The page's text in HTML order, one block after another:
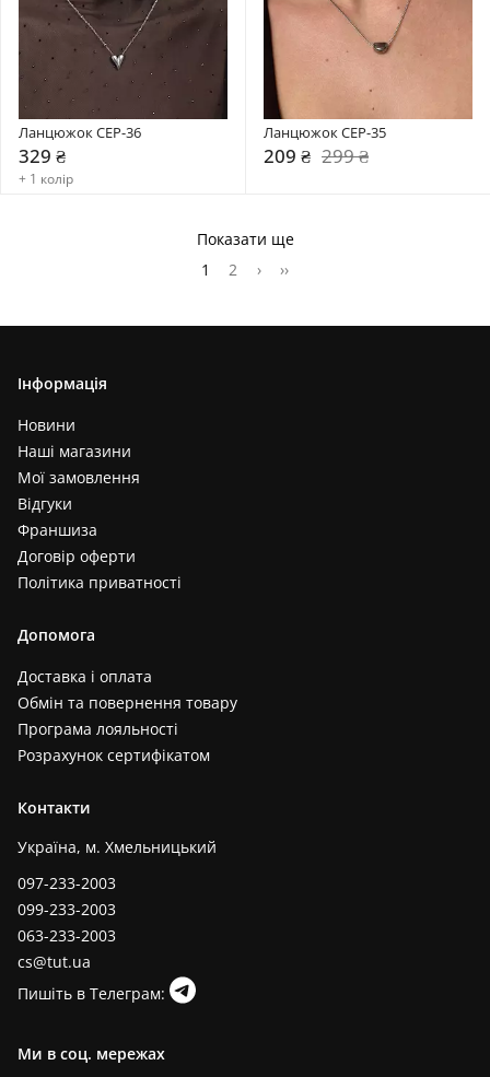
Ланцюжок CEP-36
329 ₴
+ 1 колір
Ланцюжок CEP-35
209 ₴ 299 ₴
Показати ще
1
2 › ››
Інформація
Новини
Наші магазини
Мої замовлення
Відгуки
Франшиза
Договір оферти
Політика приватності
Допомога
Доставка і оплата
Обмін та повернення товару
Програма лояльності
Розрахунок сертифікатом
Контакти
Україна, м. Хмельницький
097-233-2003
099-233-2003
063-233-2003
cs@tut.ua
Пишіть в Телеграм:
Ми в соц. мережах